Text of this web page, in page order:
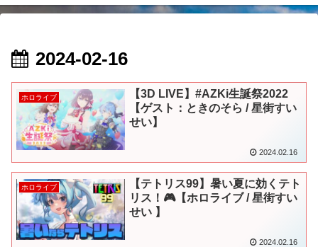
2024-02-16
ホロライブ
【3D LIVE】#AZKi生誕祭2022
【ゲスト：ときのそら / 星街すい
せい】
2024.02.16
ホロライブ
【テトリス99】暑い夏に効くテト
リス！🎮【ホロライブ / 星街すい
せい 】
2024.02.16